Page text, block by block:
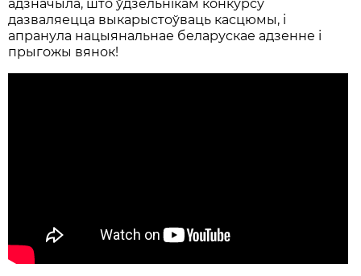
адзначыла, што ўдзельнікам конкурсу
дазваляецца выкарыстоўваць касцюмы, і
апранула нацыянальнае беларускае адзенне і
прыгожы вянок!